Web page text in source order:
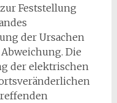
zur Feststellung
der Ursachen
Die
der elektrischen